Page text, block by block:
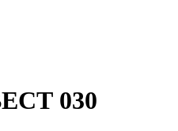
030